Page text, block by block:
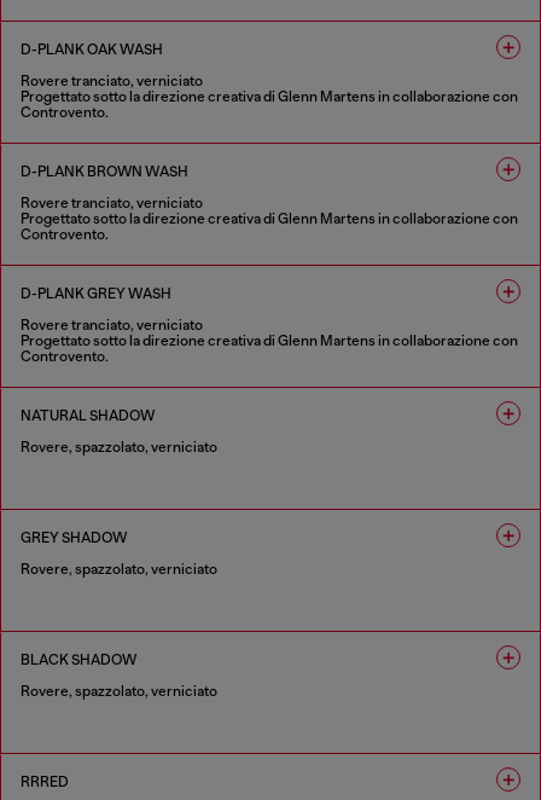
1 COLORE
D-PLANK OAK WASH
Rovere tranciato, verniciato
Progettato sotto la direzione creativa di Glenn Martens in collaborazione con
Controvento.
1 COLORE
D-PLANK BROWN WASH
Rovere tranciato, verniciato
Progettato sotto la direzione creativa di Glenn Martens in collaborazione con
Controvento.
1 COLORE
D-PLANK GREY WASH
Rovere tranciato, verniciato
Progettato sotto la direzione creativa di Glenn Martens in collaborazione con
Controvento.
1 COLORE
NATURAL SHADOW
Rovere, spazzolato, verniciato
GREY SHADOW
Rovere, spazzolato, verniciato
BLACK SHADOW
Rovere, spazzolato, verniciato
RRRED